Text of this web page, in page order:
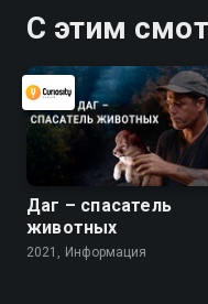
С этим
Даг – спасатель
животных
2021, Информация